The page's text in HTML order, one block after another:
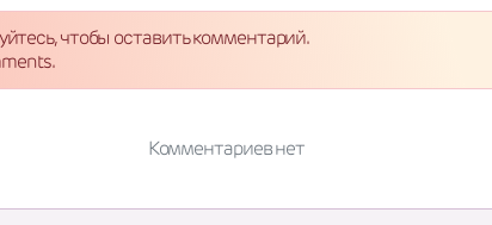
чтобы оставить комментарий.
Комментариев нет